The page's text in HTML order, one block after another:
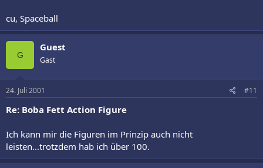
cu, Spaceball
G
Guest
Gast
24. Juli 2001 #11
Re: Boba Fett Action Figure
Ich kann mir die Figuren im Prinzip auch nicht
leisten...trotzdem hab ich über 100.